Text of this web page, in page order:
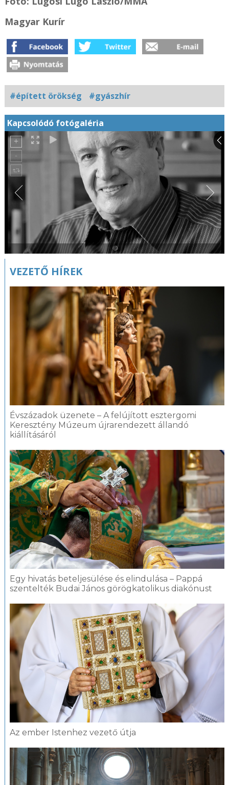
Magyar Kurír
#épített örökség #gyászhír
Kapcsolódó fotógaléria
VEZETŐ HÍREK
Évszázadok üzenete – A felújított esztergomi
Keresztény Múzeum újrarendezett állandó
kiállításáról
Egy hivatás beteljesülése és elindulása – Pappá
szentelték Budai János görögkatolikus diakónust
Az ember Istenhez vezető útja